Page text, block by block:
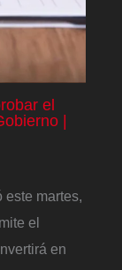
el
|
este martes,
el
en